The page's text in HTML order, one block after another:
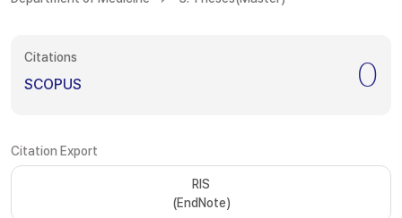
Citations
SCOPUS 0
Citation Export
RIS
(EndNote)